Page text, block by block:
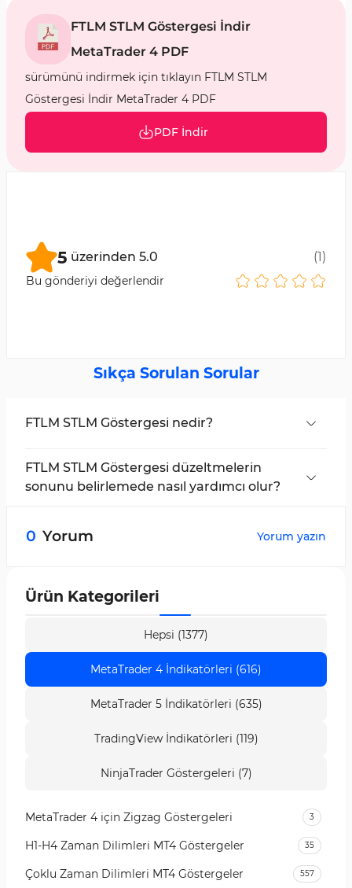
FTLM STLM Göstergesi İndir
MetaTrader 4 PDF
sürümünü indirmek için tıklayın FTLM STLM
Göstergesi İndir MetaTrader 4 PDF
PDF İndir
5 üzerinden 5.0 (1)
Bu gönderiyi değerlendir
Sıkça Sorulan Sorular
FTLM STLM Göstergesi nedir?
dönüşlerini belirlemek isteyen trader'lar için
pratik bir osilatördür.
FTLM STLM Göstergesi düzeltmelerin
sonunu belirlemede nasıl yardımcı olur?
düzeltici fiyat hareketlerinin sonunu
0 Yorum Yorum yazın
Ürün Kategorileri
Hepsi (1377)
MetaTrader 4 İndikatörleri (616)
MetaTrader 5 İndikatörleri (635)
TradingView İndikatörleri (119)
NinjaTrader Göstergeleri (7)
MetaTrader 4 için Zigzag Göstergeleri 3
H1-H4 Zaman Dilimleri MT4 Göstergeler 35
Çoklu Zaman Dilimleri MT4 Göstergeler 557